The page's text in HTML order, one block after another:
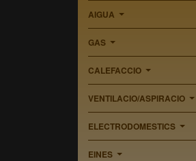
AIGUA
GAS
CALEFACCIO
VENTILACIO/ASPIRACIO
ELECTRODOMESTICS
EINES